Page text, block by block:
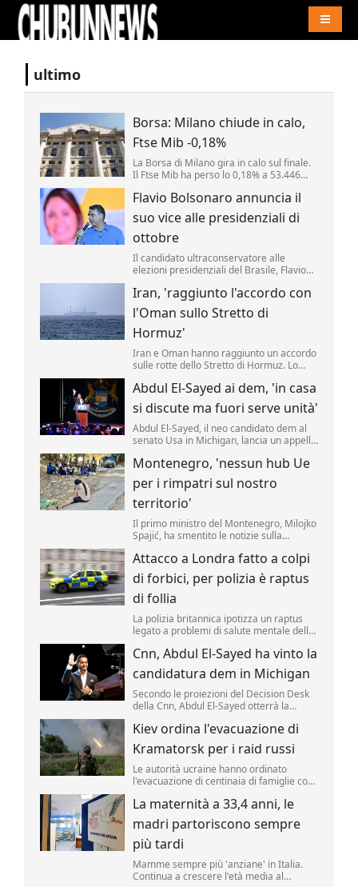
ultimo
Borsa: Milano chiude in calo,
Ftse Mib -0,18%
La Borsa di Milano gira in calo sul finale.
Il Ftse Mib ha perso lo 0,18% a 53.446
tra i peggiori mentre i fari restano accesi
su Mps (+1,64%). .
Flavio Bolsonaro annuncia il
suo vice alle presidenziali di
ottobre
Il candidato ultraconservatore alle
elezioni presidenziali del Brasile, Flavio
che comporrà il ticket che sfiderà il
progressista Luiz Inácio da Lula agli
scrutini di ottobre.
Iran, 'raggiunto l'accordo con
l'Oman sullo Stretto di
Hormuz'
Iran e Oman hanno raggiunto un accordo
sulle rotte dello Stretto di Hormuz. Lo
Teheran, citato da Al Arabiya, precisando
sono state "concordate le caratteristiche
geografiche del percorso" marittimo
nello Stretto.
Abdul El-Sayed ai dem, 'in casa
si discute ma fuori serve unità'
Abdul El-Sayed, il neo candidato dem al
senato Usa in Michigan, lancia un appello
Montenegro, 'nessun hub Ue
per i rimpatri sul nostro
territorio'
Il primo ministro del Montenegro, Milojko
Spajić, ha smentito le notizie sulla
rimpatri nel Paese.
Attacco a Londra fatto a colpi
di forbici, per polizia è raptus
di follia
La polizia britannica ipotizza un raptus
legato a problemi di salute mentale della
4 uomini avvenuto oggi a Londra, nel
cuore turistico di Covent Garden.
Cnn, Abdul El-Sayed ha vinto la
candidatura dem in Michigan
Secondo le proiezioni del Decision Desk
della Cnn, Abdul El-Sayed otterrà la
Usa in Michigan, regalando ai
progressisti un'importante vittoria in una
primaria decisiva.
Kiev ordina l'evacuazione di
Kramatorsk per i raid russi
Le autorità ucraine hanno ordinato
l'evacuazione di centinaia di famiglie con
Kramatorsk, nell'Ucraina orientale, a
causa dell'intensificarsi degli attacchi
russi, mentre le truppe di Mosca
avanzano nelle vicinanze.
La maternità a 33,4 anni, le
madri partoriscono sempre
più tardi
Mamme sempre più 'anziane' in Italia.
Continua a crescere l'età media al